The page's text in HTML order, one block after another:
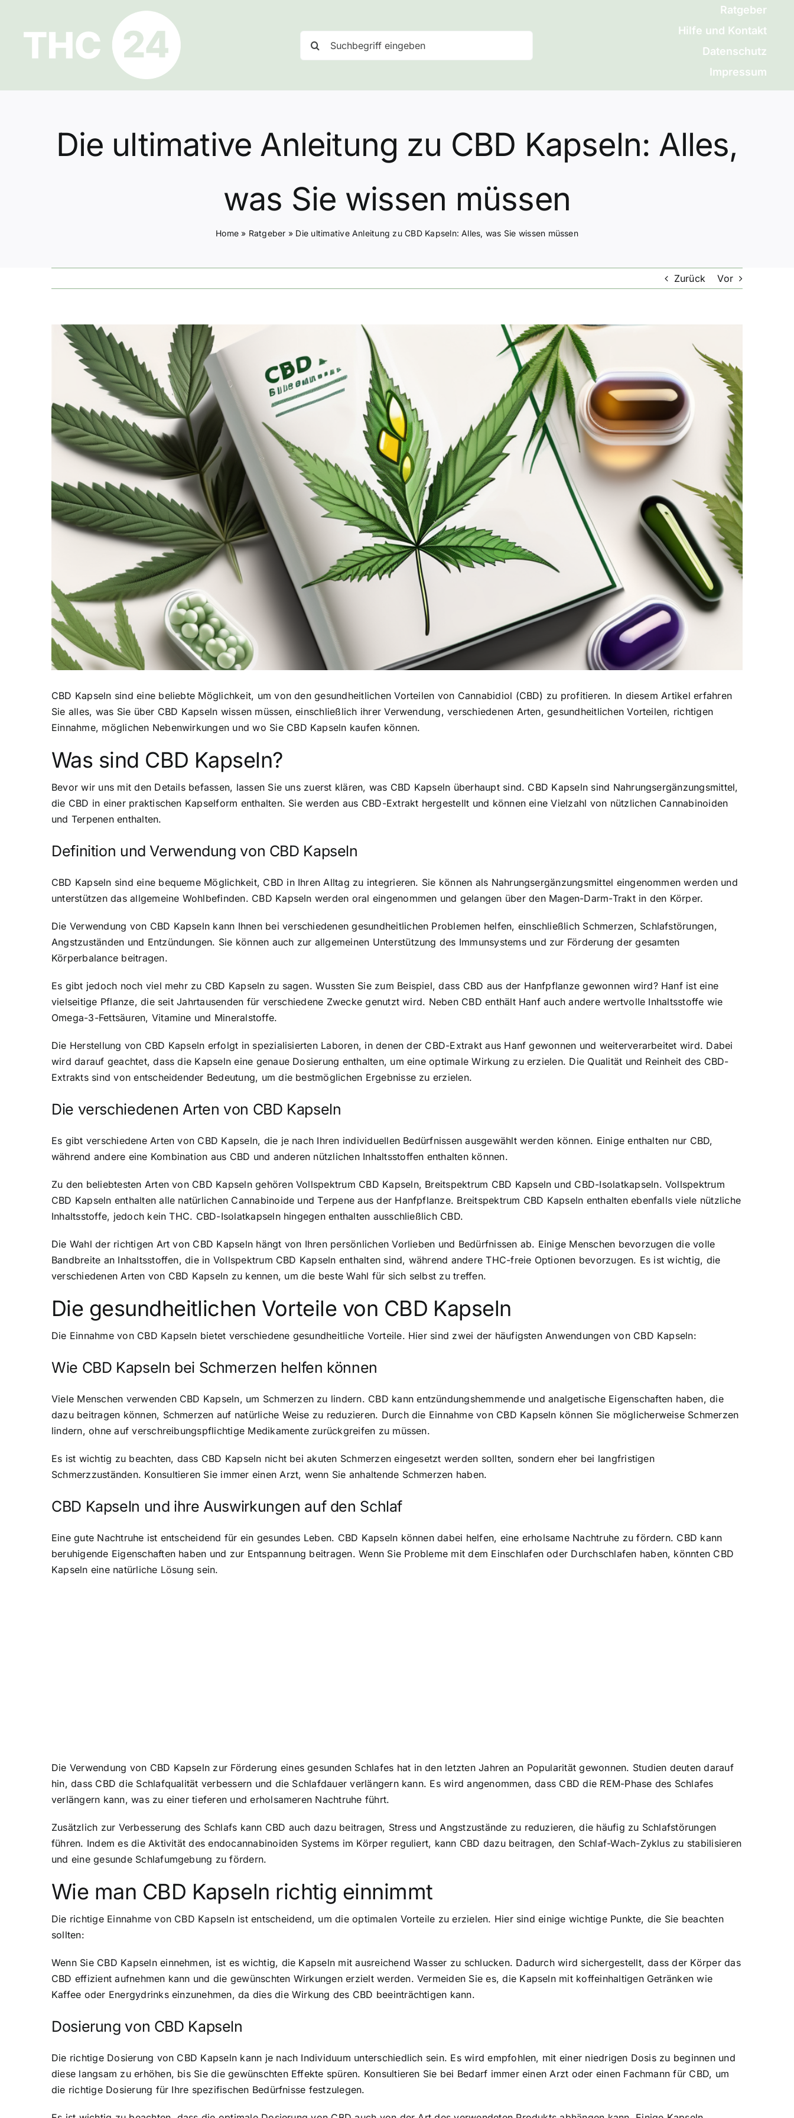
springen
nach:
Ratgeber
Hilfe und Kontakt
Datenschutz
Impressum
Die ultimative Anleitung zu CBD Kapseln: Alles,
was Sie wissen müssen
Home » Ratgeber » Die ultimative Anleitung zu CBD Kapseln: Alles, was Sie wissen müssen
Zurück Vor
Zeige
grösseres
CBD Kapseln sind eine beliebte Möglichkeit, um von den gesundheitlichen Vorteilen von Cannabidiol (CBD) zu profitieren. In diesem Artikel erfahren
Sie alles, was Sie über CBD Kapseln wissen müssen, einschließlich ihrer Verwendung, verschiedenen Arten, gesundheitlichen Vorteilen, richtigen
Einnahme, möglichen Nebenwirkungen und wo Sie CBD Kapseln kaufen können.
Was sind CBD Kapseln?
Bevor wir uns mit den Details befassen, lassen Sie uns zuerst klären, was CBD Kapseln überhaupt sind. CBD Kapseln sind Nahrungsergänzungsmittel,
die CBD in einer praktischen Kapselform enthalten. Sie werden aus CBD-Extrakt hergestellt und können eine Vielzahl von nützlichen Cannabinoiden
und Terpenen enthalten.
Definition und Verwendung von CBD Kapseln
CBD Kapseln sind eine bequeme Möglichkeit, CBD in Ihren Alltag zu integrieren. Sie können als Nahrungsergänzungsmittel eingenommen werden und
unterstützen das allgemeine Wohlbefinden. CBD Kapseln werden oral eingenommen und gelangen über den Magen-Darm-Trakt in den Körper.
Die Verwendung von CBD Kapseln kann Ihnen bei verschiedenen gesundheitlichen Problemen helfen, einschließlich Schmerzen, Schlafstörungen,
Angstzuständen und Entzündungen. Sie können auch zur allgemeinen Unterstützung des Immunsystems und zur Förderung der gesamten
Körperbalance beitragen.
Es gibt jedoch noch viel mehr zu CBD Kapseln zu sagen. Wussten Sie zum Beispiel, dass CBD aus der Hanfpflanze gewonnen wird? Hanf ist eine
vielseitige Pflanze, die seit Jahrtausenden für verschiedene Zwecke genutzt wird. Neben CBD enthält Hanf auch andere wertvolle Inhaltsstoffe wie
Omega-3-Fettsäuren, Vitamine und Mineralstoffe.
Die Herstellung von CBD Kapseln erfolgt in spezialisierten Laboren, in denen der CBD-Extrakt aus Hanf gewonnen und weiterverarbeitet wird. Dabei
wird darauf geachtet, dass die Kapseln eine genaue Dosierung enthalten, um eine optimale Wirkung zu erzielen. Die Qualität und Reinheit des CBD-
Extrakts sind von entscheidender Bedeutung, um die bestmöglichen Ergebnisse zu erzielen.
Die verschiedenen Arten von CBD Kapseln
Es gibt verschiedene Arten von CBD Kapseln, die je nach Ihren individuellen Bedürfnissen ausgewählt werden können. Einige enthalten nur CBD,
während andere eine Kombination aus CBD und anderen nützlichen Inhaltsstoffen enthalten können.
Zu den beliebtesten Arten von CBD Kapseln gehören Vollspektrum CBD Kapseln, Breitspektrum CBD Kapseln und CBD-Isolatkapseln. Vollspektrum
CBD Kapseln enthalten alle natürlichen Cannabinoide und Terpene aus der Hanfpflanze. Breitspektrum CBD Kapseln enthalten ebenfalls viele nützliche
Inhaltsstoffe, jedoch kein THC. CBD-Isolatkapseln hingegen enthalten ausschließlich CBD.
Die Wahl der richtigen Art von CBD Kapseln hängt von Ihren persönlichen Vorlieben und Bedürfnissen ab. Einige Menschen bevorzugen die volle
Bandbreite an Inhaltsstoffen, die in Vollspektrum CBD Kapseln enthalten sind, während andere THC-freie Optionen bevorzugen. Es ist wichtig, die
verschiedenen Arten von CBD Kapseln zu kennen, um die beste Wahl für sich selbst zu treffen.
Die gesundheitlichen Vorteile von CBD Kapseln
Die Einnahme von CBD Kapseln bietet verschiedene gesundheitliche Vorteile. Hier sind zwei der häufigsten Anwendungen von CBD Kapseln:
Wie CBD Kapseln bei Schmerzen helfen können
Viele Menschen verwenden CBD Kapseln, um Schmerzen zu lindern. CBD kann entzündungshemmende und analgetische Eigenschaften haben, die
dazu beitragen können, Schmerzen auf natürliche Weise zu reduzieren. Durch die Einnahme von CBD Kapseln können Sie möglicherweise Schmerzen
lindern, ohne auf verschreibungspflichtige Medikamente zurückgreifen zu müssen.
Es ist wichtig zu beachten, dass CBD Kapseln nicht bei akuten Schmerzen eingesetzt werden sollten, sondern eher bei langfristigen
Schmerzzuständen. Konsultieren Sie immer einen Arzt, wenn Sie anhaltende Schmerzen haben.
CBD Kapseln und ihre Auswirkungen auf den Schlaf
Eine gute Nachtruhe ist entscheidend für ein gesundes Leben. CBD Kapseln können dabei helfen, eine erholsame Nachtruhe zu fördern. CBD kann
beruhigende Eigenschaften haben und zur Entspannung beitragen. Wenn Sie Probleme mit dem Einschlafen oder Durchschlafen haben, könnten CBD
Kapseln eine natürliche Lösung sein.
Die Verwendung von CBD Kapseln zur Förderung eines gesunden Schlafes hat in den letzten Jahren an Popularität gewonnen. Studien deuten darauf
hin, dass CBD die Schlafqualität verbessern und die Schlafdauer verlängern kann. Es wird angenommen, dass CBD die REM-Phase des Schlafes
verlängern kann, was zu einer tieferen und erholsameren Nachtruhe führt.
Zusätzlich zur Verbesserung des Schlafs kann CBD auch dazu beitragen, Stress und Angstzustände zu reduzieren, die häufig zu Schlafstörungen
führen. Indem es die Aktivität des endocannabinoiden Systems im Körper reguliert, kann CBD dazu beitragen, den Schlaf-Wach-Zyklus zu stabilisieren
und eine gesunde Schlafumgebung zu fördern.
Wie man CBD Kapseln richtig einnimmt
Die richtige Einnahme von CBD Kapseln ist entscheidend, um die optimalen Vorteile zu erzielen. Hier sind einige wichtige Punkte, die Sie beachten
sollten:
Wenn Sie CBD Kapseln einnehmen, ist es wichtig, die Kapseln mit ausreichend Wasser zu schlucken. Dadurch wird sichergestellt, dass der Körper das
CBD effizient aufnehmen kann und die gewünschten Wirkungen erzielt werden. Vermeiden Sie es, die Kapseln mit koffeinhaltigen Getränken wie
Kaffee oder Energydrinks einzunehmen, da dies die Wirkung des CBD beeinträchtigen kann.
Dosierung von CBD Kapseln
Die richtige Dosierung von CBD Kapseln kann je nach Individuum unterschiedlich sein. Es wird empfohlen, mit einer niedrigen Dosis zu beginnen und
diese langsam zu erhöhen, bis Sie die gewünschten Effekte spüren. Konsultieren Sie bei Bedarf immer einen Arzt oder einen Fachmann für CBD, um
die richtige Dosierung für Ihre spezifischen Bedürfnisse festzulegen.